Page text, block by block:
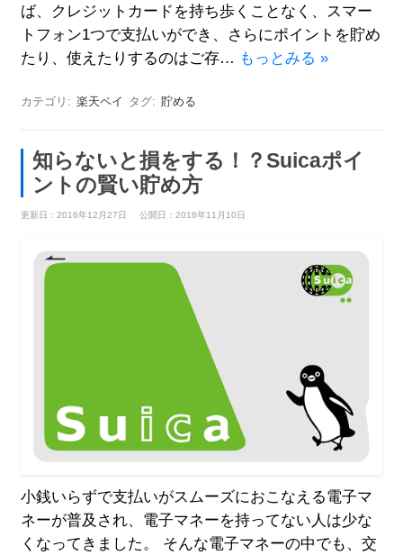
ば、クレジットカードを持ち歩くことなく、スマー
トフォン1つで支払いができ、さらにポイントを貯め
たり、使えたりするのはご存… もっとみる »
カテゴリ: 楽天ペイ タグ: 貯める
知らないと損をする！？Suicaポイ
ントの賢い貯め方
更新日：2016年12月27日 公開日：2016年11月10日
小銭いらずで支払いがスムーズにおこなえる電子マ
ネーが普及され、電子マネーを持ってない人は少な
くなってきました。 そんな電子マネーの中でも、交